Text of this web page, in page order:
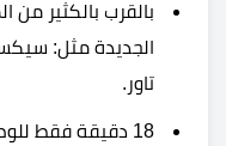
بالقرب بالكثير
تاور.
18 دقيقة فقط